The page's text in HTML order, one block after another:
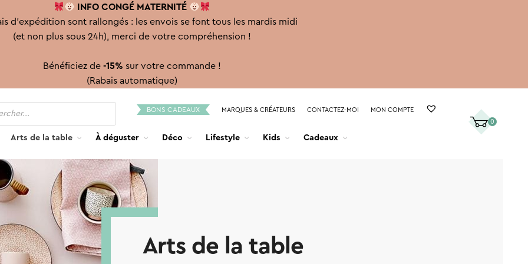
INFO CONGÉ MATERNITÉ
d'expédition sont rallongés : les envois se font tous les mardis midi
(et non plus sous 24h), merci de votre compréhension !
Bénéficiez de -15% sur votre commande !
(Rabais automatique)
BONS CADEAUX MARQUES & CRÉATEURS CONTACTEZ-MOI MON COMPTE
Arts de la table À déguster Déco Lifestyle Kids Cadeaux
0
Arts de la table